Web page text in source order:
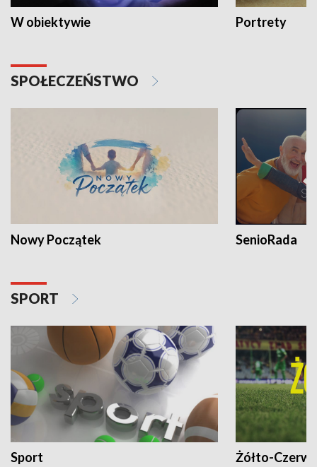
W obiektywie Portrety
SPOŁECZEŃSTWO
Nowy Początek SenioRada
SPORT
Sport Żółto-